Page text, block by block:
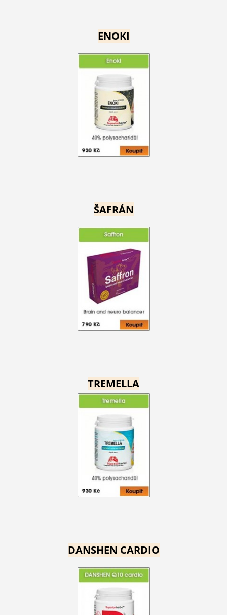
ENOKI
ŠAFRÁN
TREMELLA
DANSHEN CARDIO